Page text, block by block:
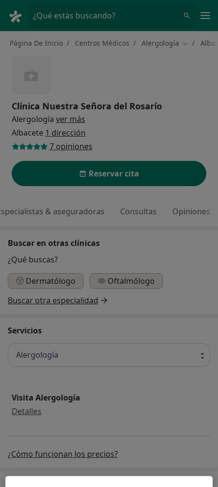
¿Qué estás buscando?
Página De Inicio Centros Médicos Alergología Cambiar
Clínica Nuestra Señora del Rosarío
Alergología ver más
Albacete 1 dirección
7 opiniones
Reservar cita
& aseguradoras Consultas Opiniones
Buscar en otras clínicas
¿Qué buscas?
Dermatólogo
Oftalmólogo
Buscar otra especialidad
Servicios
Alergología
Visita Alergología
Detalles
¿Cómo funcionan los precios?